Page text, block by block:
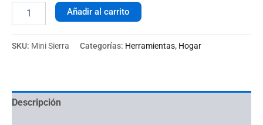
Añadir al carrito
SKU: Mini Sierra Categorías: Herramientas, Hogar
Descripción